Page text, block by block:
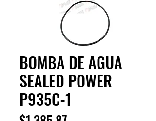
BOMBA DE AGUA
SEALED POWER
P935C-1